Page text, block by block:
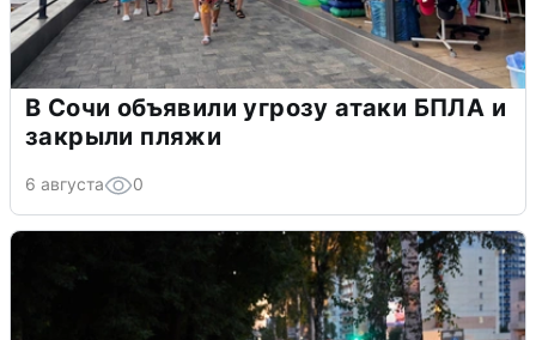
В Сочи объявили угрозу атаки БПЛА и
закрыли пляжи
6 августа 0